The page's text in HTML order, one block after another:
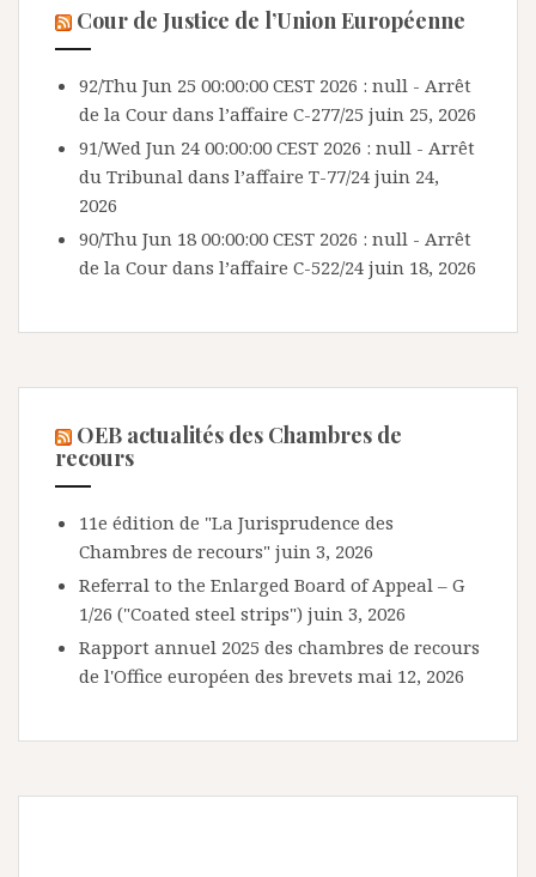
Cour de Justice de l’Union Européenne
92/Thu Jun 25 00:00:00 CEST 2026 : null - Arrêt
de la Cour dans l’affaire C-277/25 juin 25, 2026
91/Wed Jun 24 00:00:00 CEST 2026 : null - Arrêt
du Tribunal dans l’affaire T-77/24 juin 24,
2026
90/Thu Jun 18 00:00:00 CEST 2026 : null - Arrêt
de la Cour dans l’affaire C-522/24 juin 18, 2026
OEB actualités des Chambres de
recours
11e édition de "La Jurisprudence des
Chambres de recours" juin 3, 2026
Referral to the Enlarged Board of Appeal – G
1/26 ("Coated steel strips") juin 3, 2026
Rapport annuel 2025 des chambres de recours
de l'Office européen des brevets mai 12, 2026